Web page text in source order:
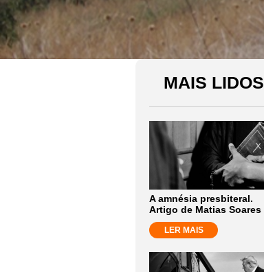
MAIS LIDOS
A amnésia presbiteral.
Artigo de Matias Soares
LER MAIS